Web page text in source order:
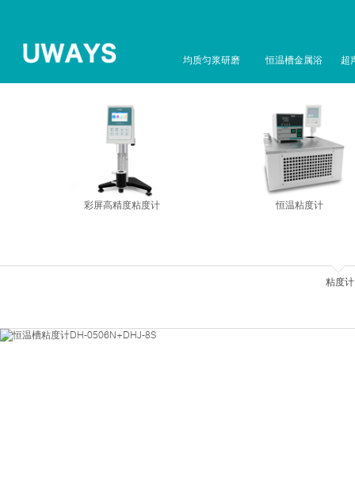
均质匀浆研磨 恒温槽金属浴 超
彩屏高精度粘度计 恒温粘度计
粘度计